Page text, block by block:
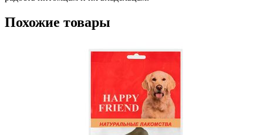
Похожие товары